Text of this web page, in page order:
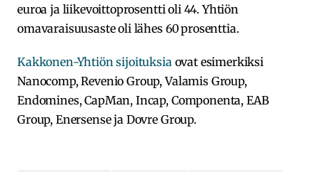
euroa ja liikevoittoprosentti oli 44. Yhtiön
omavaraisuusaste oli lähes 60 prosenttia.
Kakkonen-Yhtiön sijoituksiaovat esimerkiksi
Nanocomp, Revenio Group, Valamis Group,
Endomines, CapMan, Incap, Componenta, EAB
Group, Enersense ja Dovre Group.